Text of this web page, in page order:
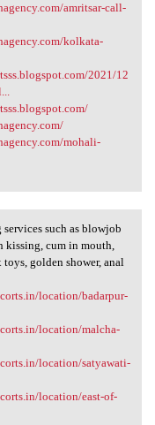
amritsar-call-
kolkata-
2021/12
mohali-
such as blowjob
kissing, cum in mouth,
golden shower, anal
location/badarpur-
location/malcha-
location/satyawati-
location/east-of-